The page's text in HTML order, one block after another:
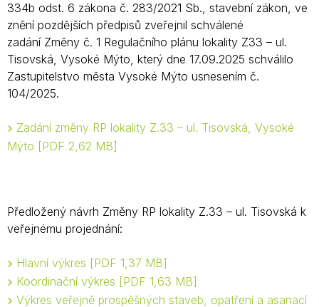
334b odst. 6 zákona č. 283/2021 Sb., stavební zákon, ve
znění pozdějších předpisů zveřejnil schválené
zadání Změny č. 1 Regulačního plánu lokality Z33 – ul.
Tisovská, Vysoké Mýto, který dne 17.09.2025 schválilo
Zastupitelstvo města Vysoké Mýto usnesením č.
104/2025.
Zadání změny RP lokality Z.33 – ul. Tisovská, Vysoké
Mýto
PDF 2,62 MB
Předložený návrh Změny RP lokality Z.33 – ul. Tisovská k
veřejnému projednání:
Hlavní výkres
PDF 1,37 MB
Koordinační výkres
PDF 1,63 MB
Výkres veřejně prospěšných staveb, opatření a asanací